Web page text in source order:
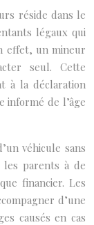
réside dans le
légaux qui
effet, un mineur
seul. Cette
à la déclaration
informé de l’âge
véhicule sans
parents à de
financier. Les
d’une
causés en cas